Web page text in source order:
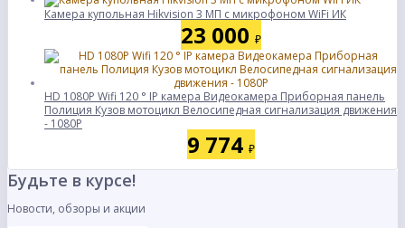
Камера купольная Hikvision 3 МП с микрофоном WiFi ИК
23 000 ₽
HD 1080P Wifi 120 ° IP камера Видеокамера Приборная панель
Полиция Кузов мотоцикл Велосипедная сигнализация движения
- 1080P
9 774 ₽
Будьте в курсе!
Новости, обзоры и акции